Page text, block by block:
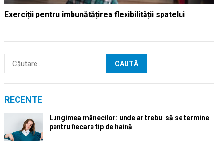
Exerciții pentru îmbunătățirea flexibilității spatelui
Caută
RECENTE
Lungimea mânecilor: unde ar trebui să se termine
pentru fiecare tip de haină